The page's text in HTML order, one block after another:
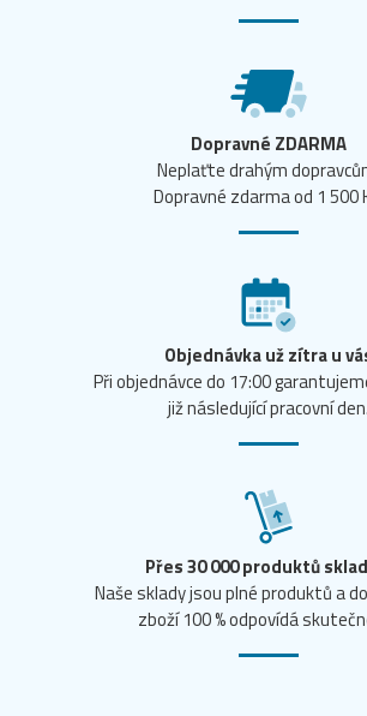
Dopravné ZDARMA
Neplaťte drahým
Dopravné zdarma od 1 500
Objednávka už zítra u
Při objednávce do 17:00
již následující pracovní den.
Přes 30 000 produktů
Naše sklady jsou plné produktů a
zboží 100 % odpovídá